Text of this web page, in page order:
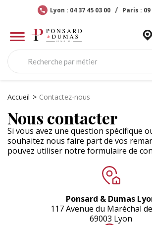
Lyon : 04 37 45 03 00 Paris : 09
Accueil Contactez-nous
Nous contacter
Si vous avez une question spécifique
souhaitez nous faire part de vos
pouvez utiliser notre formulaire de
Ponsard & Dumas
117 Avenue du Maréchal
69003 Lyon